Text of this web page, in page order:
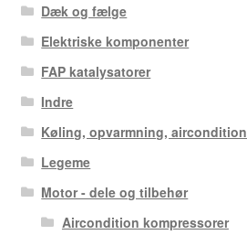
Dæk og fælge
Elektriske komponenter
FAP katalysatorer
Indre
Køling, opvarmning, aircondition
Legeme
Motor - dele og tilbehør
Aircondition kompressorer